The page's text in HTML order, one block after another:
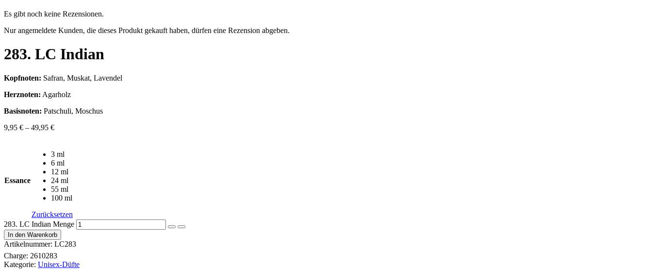
Es gibt noch keine Rezensionen.
Nur angemeldete Kunden, die dieses Produkt gekauft haben, dürfen eine Rezension abgeben.
283. LC Indian
Kopfnoten: Safran, Muskat, Lavendel
Herznoten: Agarholz
Basisnoten: Patschuli, Moschus
9,95 € – 49,95 €
Essance
3 ml
6 ml
12 ml
24 ml
55 ml
100 ml
Zurücksetzen
283. LC Indian Menge
In den Warenkorb
Artikelnummer: LC283
Charge: 2610283
Kategorie: Unisex-Düfte